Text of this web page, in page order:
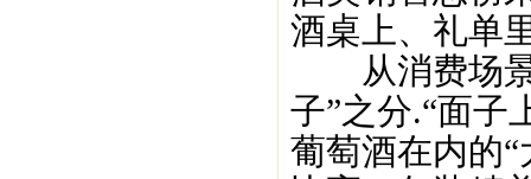
酒桌上、礼单
从消费场景
子”之分.“面子
葡萄酒在内的